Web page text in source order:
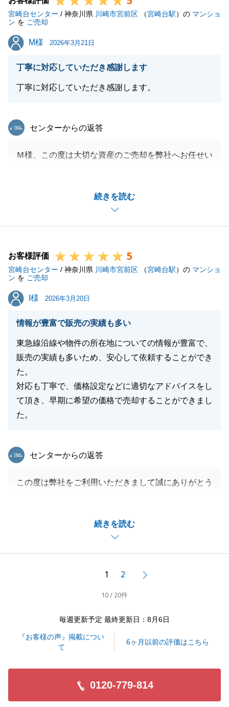
新しいお住まいでのご生活が、より素晴らしいものと
なりますようお祈り申し上げます。
今後とも弊社をご愛顧のほど、よろしくお願いいたし
宮崎台センター / 神奈川県 川崎市宮前区 （宮崎台駅）の マンショ
ン を ご売却
M様
M様 2026年3月21日
丁寧に対応していただき感謝します
丁寧に対応していただき感謝します。
続きを読む
東急リバブル
センターからの返答
Ｍ様、この度は大切な資産のご売却を弊社へお任せい
くご負担をお掛けしましたが、
Ｍ様ご家族の皆様に迅速にご対応いただけたことでス
ムーズに取引を行うことができました。
付き合いが出来ればと存じます。
またお困り事がございましたらどんな小さなことでも
構いませんのでお声がけください。
今後とも何卒よろしくお願い申し上げます。
閉じる
お客様評価 5
宮崎台センター / 神奈川県 川崎市宮前区 （宮崎台駅）の マンショ
ン を ご売却
I様
I様 2026年3月20日
情報が豊富で販売の実績も多い
東急線沿線や物件の所在地についての情報が豊富で、
販売の実績も多いため、安心して依頼することができ
た。
対応も丁寧で、価格設定などに適切なアドバイスをし
て頂き、早期に希望の価格で売却することができまし
た。
続きを読む
東急リバブル
センターからの返答
この度は弊社をご利用いただきまして誠にありがとう
私共が強みとしております東急線沿線の地域特性や、
これまでの実績を信頼してくださったことが、早期成
で、スムーズな売却活動を行うことができました。
自分のことのように嬉しく思っております。
お住まいのことでお困りのことがございましたら、い
つでもお気軽にご相談ください。
I様の新しい生活が、素晴らしいものとなりますよう
お祈り申し上げます。
1 2
10 / 20件
毎週更新予定 最終更新日：8月6日
『お客様の声』掲載につい
て
6ヶ月以前の評価はこちら
0120-779-814